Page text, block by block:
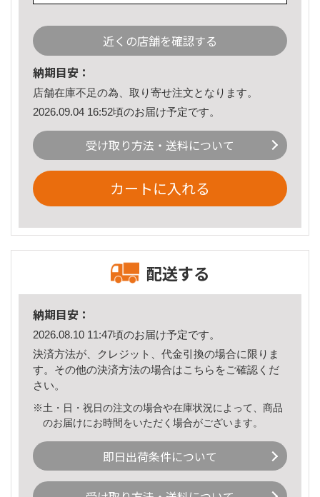
近くの店舗を確認する
納期目安：
店舗在庫不足の為、取り寄せ注文となります。
2026.09.04 16:52頃のお届け予定です。
受け取り方法・送料について
カートに入れる
配送する
納期目安：
2026.08.10 11:47頃のお届け予定です。
決済方法が、クレジット、代金引換の場合に限りま
す。その他の決済方法の場合はこちら をご確認くだ
さい。
※土・日・祝日の注文の場合や在庫状況によって、商品
のお届けにお時間をいただく場合がございます。
即日出荷条件について